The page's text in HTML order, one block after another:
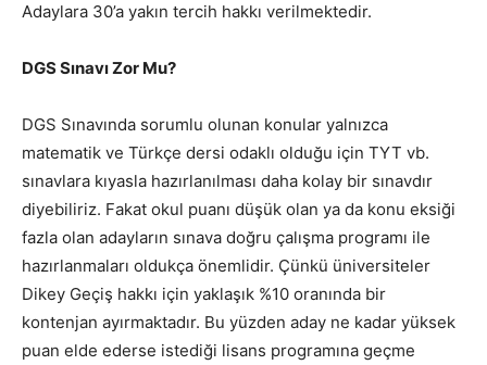
Adaylara 30’a yakın tercih hakkı verilmektedir.
DGS Sınavı Zor Mu?
DGS Sınavında sorumlu olunan konular yalnızca
matematik ve Türkçe dersi odaklı olduğu için TYT vb.
sınavlara kıyasla hazırlanılması daha kolay bir sınavdır
diyebiliriz. Fakat okul puanı düşük olan ya da konu eksiği
fazla olan adayların sınava doğru çalışma programı ile
hazırlanmaları oldukça önemlidir. Çünkü üniversiteler
Dikey Geçiş hakkı için yaklaşık %10 oranında bir
kontenjan ayırmaktadır. Bu yüzden aday ne kadar yüksek
puan elde ederse istediği lisans programına geçme